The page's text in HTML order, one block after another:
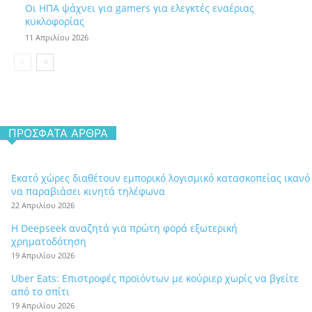
Οι ΗΠΑ ψάχνει για gamers για ελεγκτές εναέριας
κυκλοφορίας
11 Απριλίου 2026
ΠΡΌΣΦΑΤΑ ΆΡΘΡΑ
Εκατό χώρες διαθέτουν εμπορικό λογισμικό κατασκοπείας ικανό
να παραβιάσει κινητά τηλέφωνα
22 Απριλίου 2026
Η Deepseek αναζητά για πρώτη φορά εξωτερική
χρηματοδότηση
19 Απριλίου 2026
Uber Eats: Επιστροφές προϊόντων με κούριερ χωρίς να βγείτε
από το σπίτι
19 Απριλίου 2026